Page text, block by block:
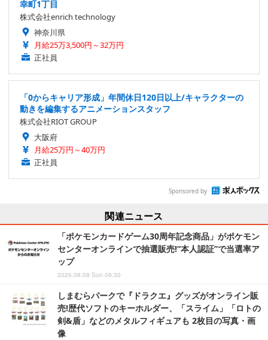
幸町1丁目
株式会社enrich technology
神奈川県
月給25万3,500円～32万円
正社員
「0からキャリア形成」年間休日120日以上/キャラクターの
動きを編集するアニメーションスタッフ
株式会社RIOT GROUP
大阪府
月給25万円～40万円
正社員
Sponsored by
関連ニュース
「ポケモンカードゲーム30周年記念商品」がポケモン
センターオンラインで抽選販売!“本人認証”で当選率ア
ップ
2026.08.09 Sun 09:30
しまむらパークで『ドラクエ』グッズがオンライン販
売!歴代ソフトのキーホルダー、「スライム」「ロトの
剣&盾」などのメタルフィギュアも 2枚目の写真・画
像